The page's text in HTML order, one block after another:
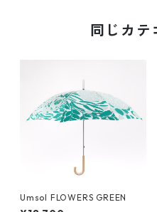
同じカテ
Umsol FLOWERS GREEN